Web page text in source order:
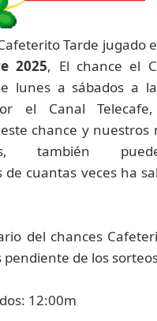
Tarde jugado
2025, El chance el
lunes a sábados a
el Canal
chance y nuestros
también
de cuantas veces ha
del chances
pendiente de los
12:00m